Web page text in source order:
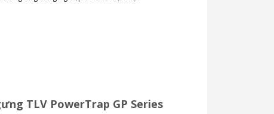
TLV PowerTrap GP Series